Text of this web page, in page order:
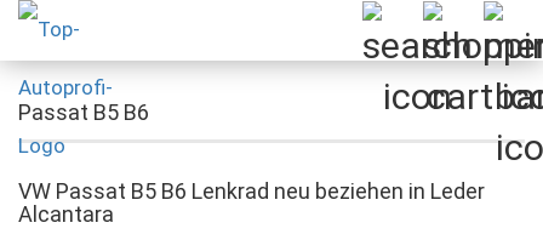
Passat B5 B6
VW Passat B5 B6 Lenkrad neu beziehen in Leder
Alcantara